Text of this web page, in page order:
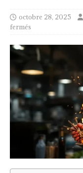
octobre 28, 2025
fermés